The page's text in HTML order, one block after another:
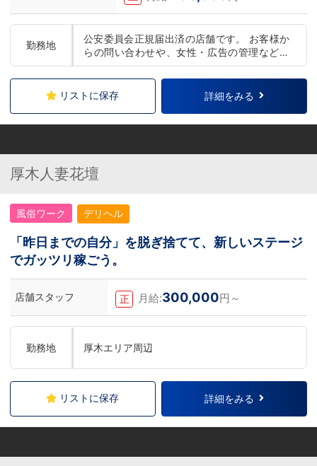
勤務地
公安委員会正規届出済の店舗です。 お客様か
らの問い合わせや、女性・広告の管理など、
店舗運営業務全般と、ドライバーの方には女
性の送迎をお願いしております。
リストに保存 詳細をみる
厚木人妻花壇
風俗ワーク デリヘル
「昨日までの自分」を脱ぎ捨てて、新しいステージ
でガッツリ稼ごう。
店舗スタッフ 正 月給:300,000円～
勤務地 厚木エリア周辺
リストに保存 詳細をみる